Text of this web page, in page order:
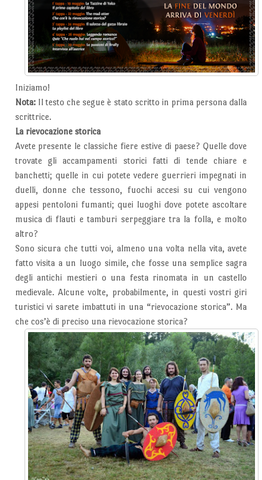
Iniziamo!
Nota:Il testo che segue è stato scritto in prima persona dalla
scrittrice.
La rievocazione storica
Avete presente le classiche fiere estive di paese? Quelle dove
trovate gli accampamenti storici fatti di tende chiare e
banchetti; quelle in cui potete vedere guerrieri impegnati in
duelli, donne che tessono, fuochi accesi su cui vengono
appesi pentoloni fumanti; quei luoghi dove potete ascoltare
musica di flauti e tamburi serpeggiare tra la folla, e molto
altro?
Sono sicura che tutti voi, almeno una volta nella vita, avete
fatto visita a un luogo simile, che fosse una semplice sagra
degli antichi mestieri o una festa rinomata in un castello
medievale. Alcune volte, probabilmente, in questi vostri giri
turistici vi sarete imbattuti in una “rievocazione storica”. Ma
che cos’è di preciso una rievocazione storica?